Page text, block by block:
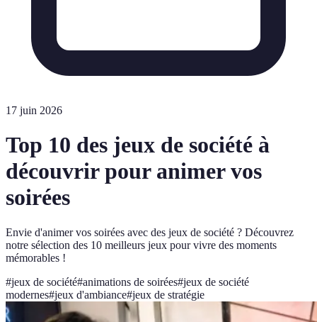
17 juin 2026
Top 10 des jeux de société à
découvrir pour animer vos
soirées
Envie d'animer vos soirées avec des jeux de société ? Découvrez
notre sélection des 10 meilleurs jeux pour vivre des moments
mémorables !
#jeux de société#animations de soirées#jeux de société
modernes#jeux d'ambiance#jeux de stratégie